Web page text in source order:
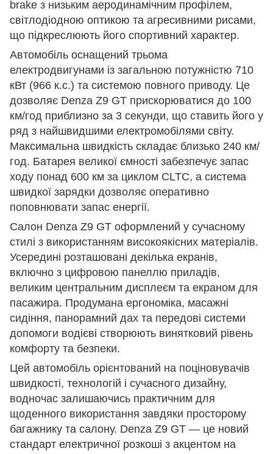
brake з низьким аеродинамічним профілем,
світлодіодною оптикою та агресивними рисами,
що підкреслюють його спортивний характер.
Автомобіль оснащений трьома
електродвигунами із загальною потужністю 710
кВт (966 к.с.) та системою повного приводу. Це
дозволяє Denza Z9 GT прискорюватися до 100
км/год приблизно за 3 секунди, що ставить його у
ряд з найшвидшими електромобілями світу.
Максимальна швидкість складає близько 240 км/
год. Батарея великої ємності забезпечує запас
ходу понад 600 км за циклом CLTC, а система
швидкої зарядки дозволяє оперативно
поповнювати запас енергії.
Салон Denza Z9 GT оформлений у сучасному
стилі з використанням високоякісних матеріалів.
Усередині розташовані декілька екранів,
включно з цифровою панеллю приладів,
великим центральним дисплеєм та екраном для
пасажира. Продумана ергономіка, масажні
сидіння, панорамний дах та передові системи
допомоги водієві створюють винятковий рівень
комфорту та безпеки.
Цей автомобіль орієнтований на поціновувачів
швидкості, технологій і сучасного дизайну,
водночас залишаючись практичним для
щоденного використання завдяки просторому
багажнику та салону. Denza Z9 GT — це новий
стандарт електричної розкоші з акцентом на